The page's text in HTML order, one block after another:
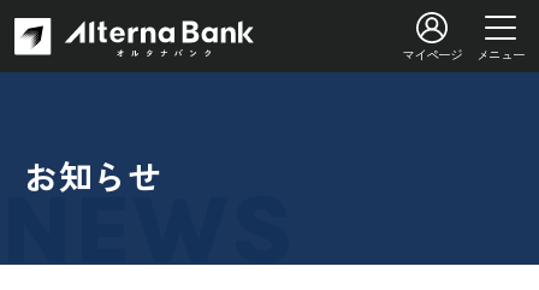
マイページ メニュー
お知らせ